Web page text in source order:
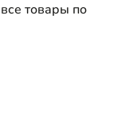
товары по